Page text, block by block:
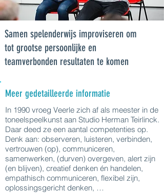
Samen spelenderwijs improviseren om
tot grootse persoonlijke en
teamverbonden resultaten te komen
Meer gedetailleerde informatie
In 1990 vroeg Veerle zich af als meester in de
toneelspeelkunst aan Studio Herman Teirlinck.
Daar deed ze een aantal competenties op.
Denk aan: observeren, luisteren, verbinden,
vertrouwen (op), communiceren,
samenwerken, (durven) overgeven, alert zijn
(en blijven), creatief denken én handelen,
empathisch communiceren, flexibel zijn,
oplossingsgericht denken, …